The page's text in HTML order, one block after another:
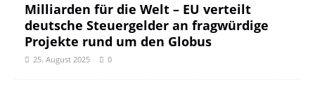
Milliarden für die Welt – EU verteilt
deutsche Steuergelder an fragwürdige
Projekte rund um den Globus
25. August 2025 0